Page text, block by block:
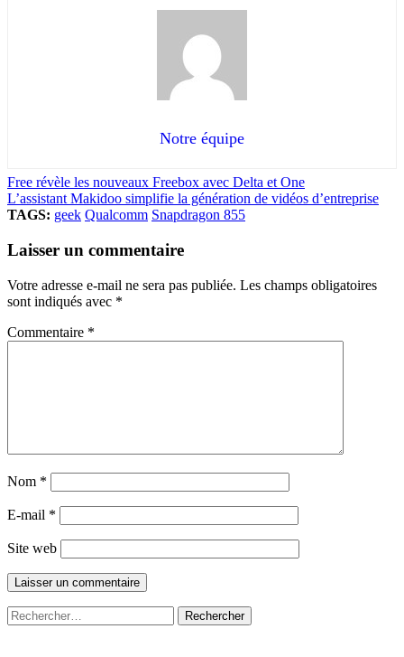
Notre équipe
Free révèle les nouveaux Freebox avec Delta et One
L’assistant Makidoo simplifie la génération de vidéos d’entreprise
TAGS: geek Qualcomm Snapdragon 855
Laisser un commentaire
Votre adresse e-mail ne sera pas publiée. Les champs obligatoires
sont indiqués avec *
Commentaire *
Nom *
E-mail *
Site web
Rechercher :